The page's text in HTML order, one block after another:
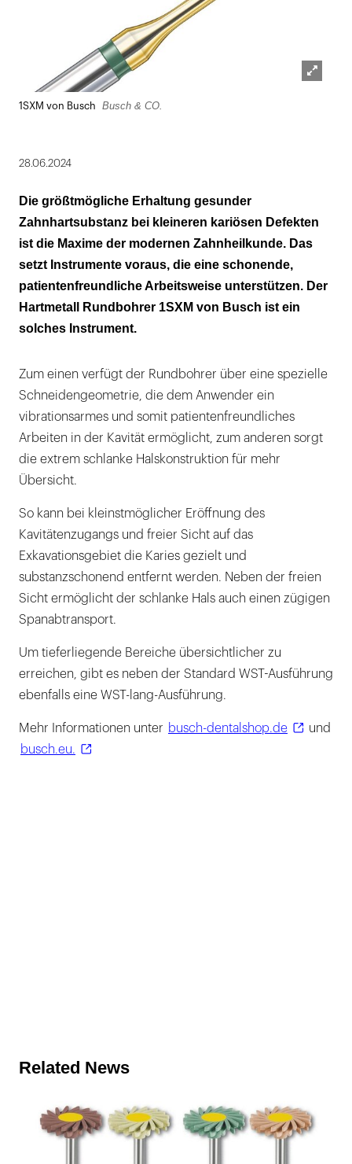
1SXM von Busch Busch & CO.
28.06.2024
Die größtmögliche Erhaltung gesunder
Zahnhartsubstanz bei kleineren kariösen Defekten
ist die Maxime der modernen Zahnheilkunde. Das
setzt Instrumente voraus, die eine schonende,
patientenfreundliche Arbeitsweise unterstützen. Der
Hartmetall Rundbohrer 1SXM von Busch ist ein
solches Instrument.
Zum einen verfügt der Rundbohrer über eine spezielle
Schneidengeometrie, die dem Anwender ein
vibrationsarmes und somit patientenfreundliches
Arbeiten in der Kavität ermöglicht, zum anderen sorgt
die extrem schlanke Halskonstruktion für mehr
Übersicht.
So kann bei kleinstmöglicher Eröffnung des
Kavitätenzugangs und freier Sicht auf das
Exkavationsgebiet die Karies gezielt und
substanzschonend entfernt werden. Neben der freien
Sicht ermöglicht der schlanke Hals auch einen zügigen
Spanabtransport.
Um tieferliegende Bereiche übersichtlicher zu
erreichen, gibt es neben der Standard WST-Ausführung
ebenfalls eine WST-lang-Ausführung.
Mehr Informationen unter busch-dentalshop.de
und
busch.eu.
Related News